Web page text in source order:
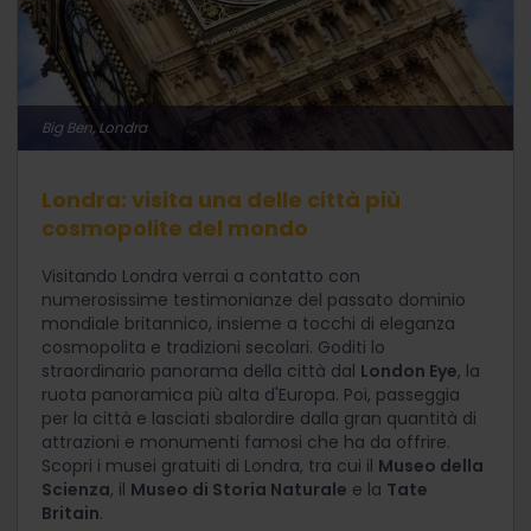
Big Ben, Londra
Londra: visita una delle città più
cosmopolite del mondo
Visitando Londra verrai a contatto con
numerosissime testimonianze del passato dominio
mondiale britannico, insieme a tocchi di eleganza
cosmopolita e tradizioni secolari. Goditi lo
straordinario panorama della città dal London Eye, la
ruota panoramica più alta d'Europa. Poi, passeggia
per la città e lasciati sbalordire dalla gran quantità di
attrazioni e monumenti famosi che ha da offrire.
Scopri i musei gratuiti di Londra, tra cui il Museo della
Scienza, il Museo di Storia Naturale e la Tate
Britain.